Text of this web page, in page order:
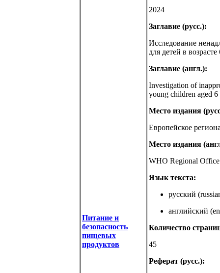
Питание и
безопасность
пищевых
продуктов
2024
Заглавие (русс.):
Исследование
для детей в
Заглавие (англ.):
Investigation of
young children aged
Место издания
Европейское
Место издания
WHO Regional
Язык текста:
русский
английский
Количество
45
Реферат (русс.):